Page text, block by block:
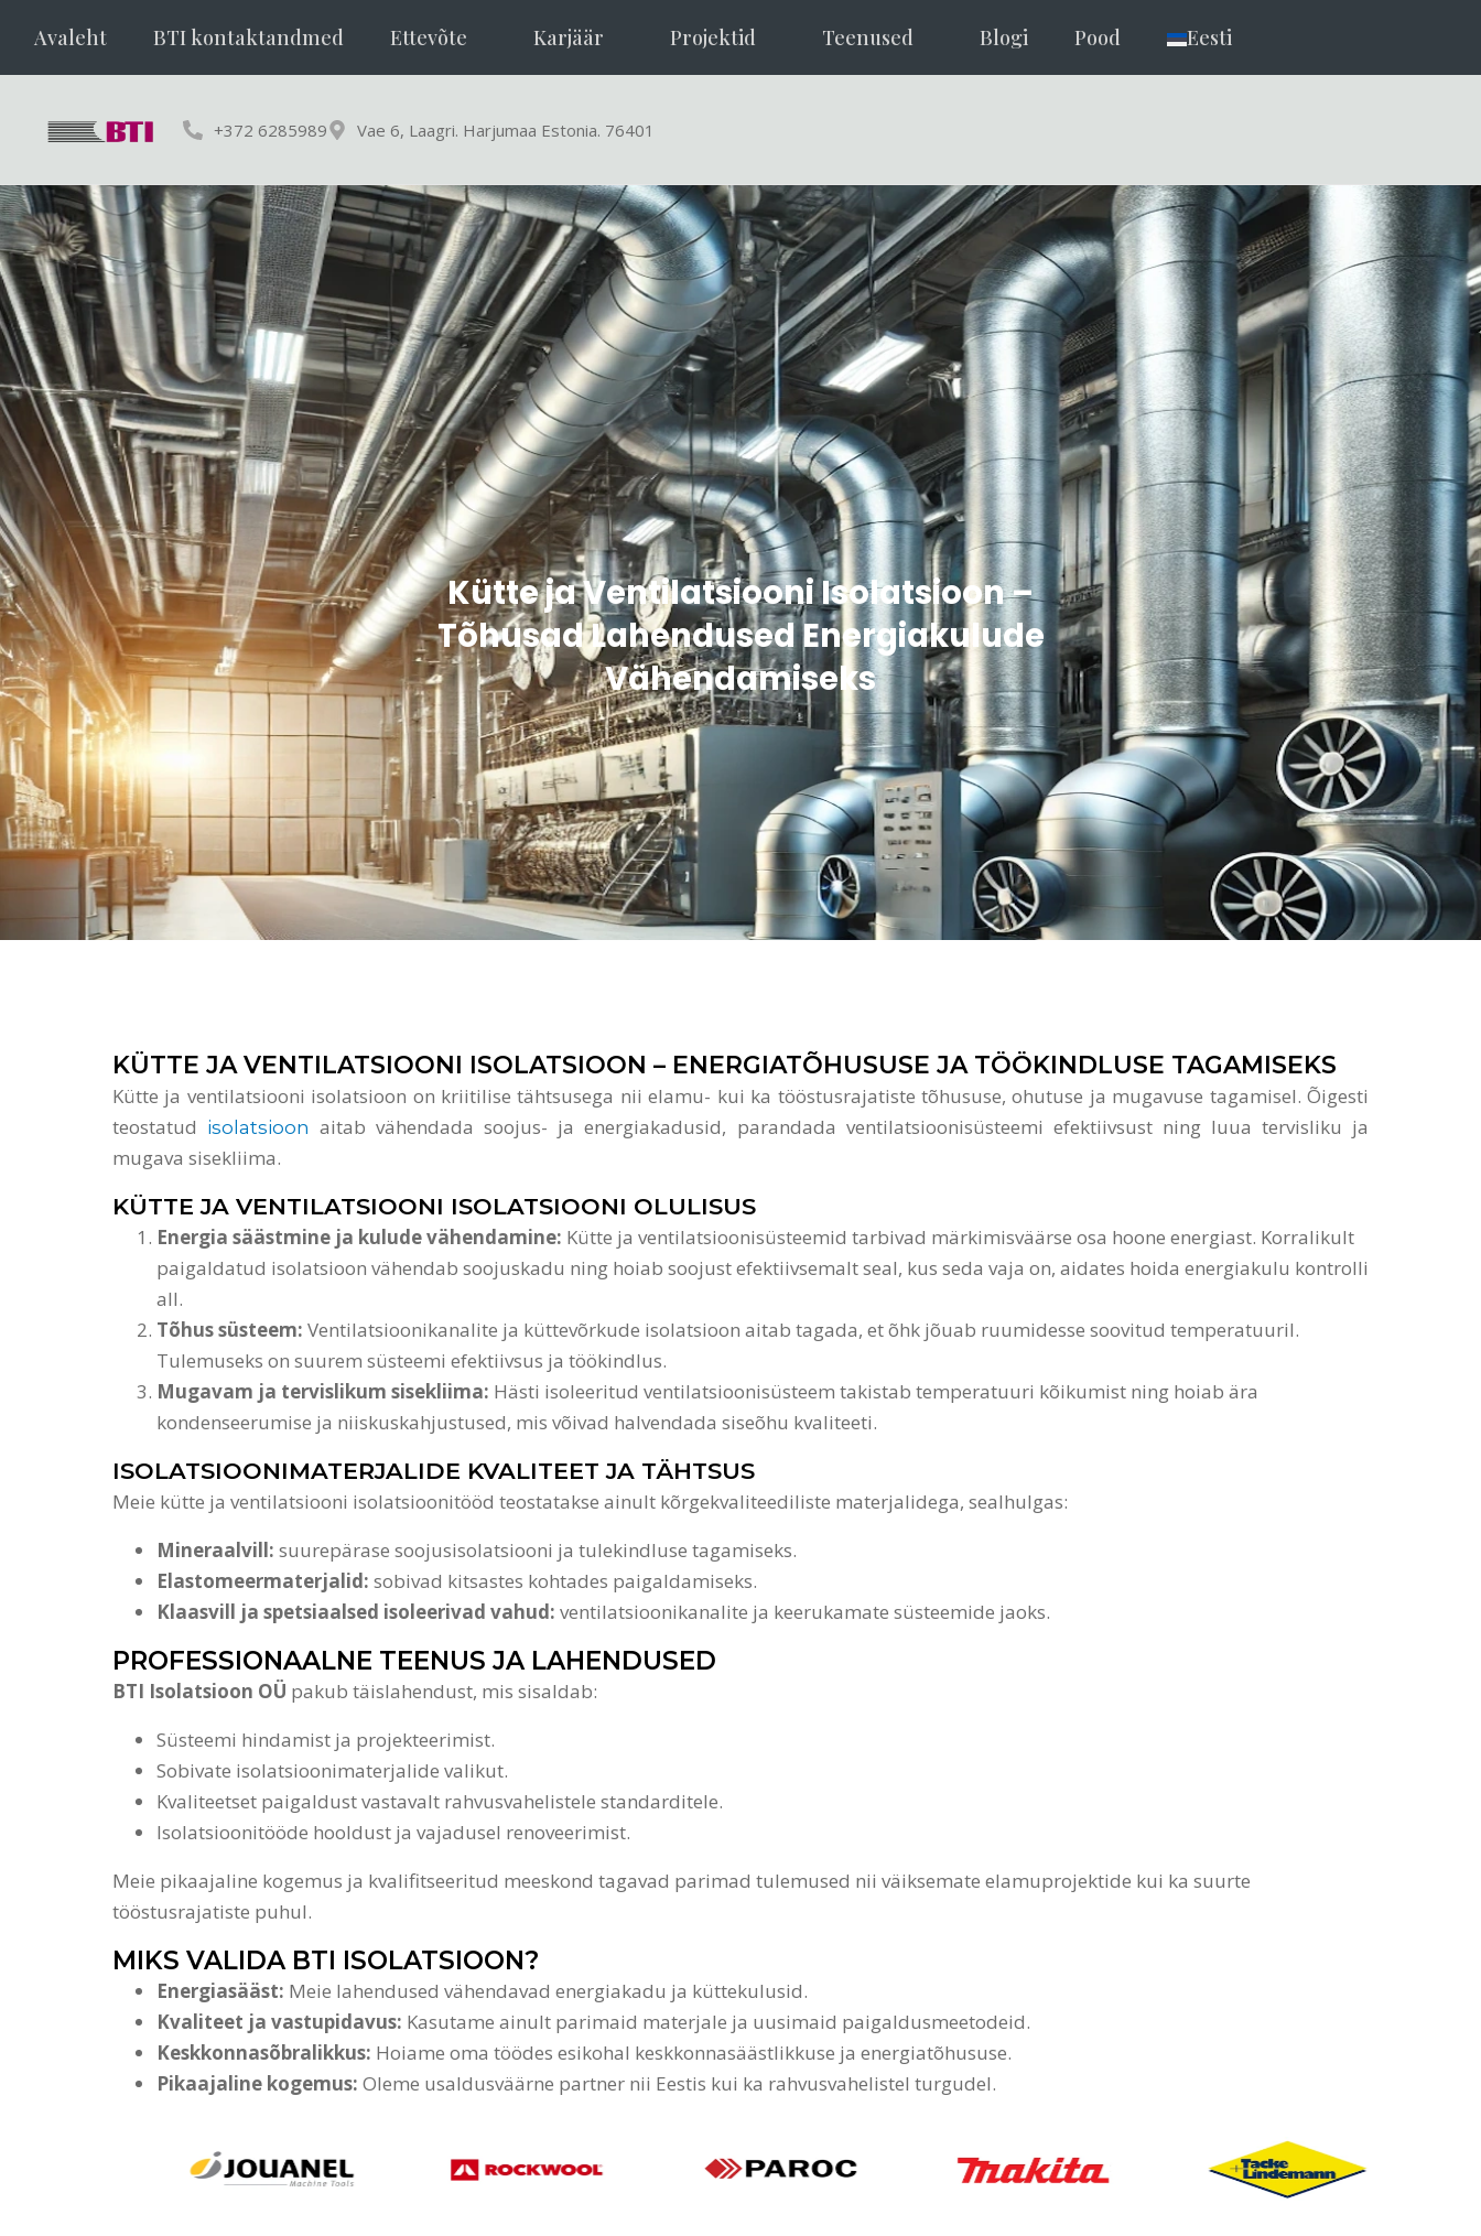
Avaleht BTI kontaktandmed Ettevõte Karjäär Projektid Teenused Blogi Pood Eesti
+372 6285989 Vae 6, Laagri. Harjumaa Estonia. 76401
Kütte ja Ventilatsiooni Isolatsioon –
Tõhusad Lahendused Energiakulude
Vähendamiseks
KÜTTE JA VENTILATSIOONI ISOLATSIOON – ENERGIATÕHUSUSE JA TÖÖKINDLUSE TAGAMISEKS
Kütte ja ventilatsiooni isolatsioon on kriitilise tähtsusega nii elamu- kui ka tööstusrajatiste tõhususe, ohutuse ja mugavuse tagamisel. Õigesti
teostatud isolatsioon aitab vähendada soojus- ja energiakadusid, parandada ventilatsioonisüsteemi efektiivsust ning luua tervisliku ja
mugava sisekliima.
KÜTTE JA VENTILATSIOONI ISOLATSIOONI OLULISUS
Energia säästmine ja kulude vähendamine: Kütte ja ventilatsioonisüsteemid tarbivad märkimisväärse osa hoone energiast. Korralikult
paigaldatud isolatsioon vähendab soojuskadu ning hoiab soojust efektiivsemalt seal, kus seda vaja on, aidates hoida energiakulu kontrolli
all.
Tõhus süsteem: Ventilatsioonikanalite ja küttevõrkude isolatsioon aitab tagada, et õhk jõuab ruumidesse soovitud temperatuuril.
Tulemuseks on suurem süsteemi efektiivsus ja töökindlus.
Mugavam ja tervislikum sisekliima: Hästi isoleeritud ventilatsioonisüsteem takistab temperatuuri kõikumist ning hoiab ära
kondenseerumise ja niiskuskahjustused, mis võivad halvendada siseõhu kvaliteeti.
ISOLATSIOONIMATERJALIDE KVALITEET JA TÄHTSUS
Meie kütte ja ventilatsiooni isolatsioonitööd teostatakse ainult kõrgekvaliteediliste materjalidega, sealhulgas:
Mineraalvill: suurepärase soojusisolatsiooni ja tulekindluse tagamiseks.
Elastomeermaterjalid: sobivad kitsastes kohtades paigaldamiseks.
Klaasvill ja spetsiaalsed isoleerivad vahud: ventilatsioonikanalite ja keerukamate süsteemide jaoks.
PROFESSIONAALNE TEENUS JA LAHENDUSED
BTI Isolatsioon OÜ pakub täislahendust, mis sisaldab:
Süsteemi hindamist ja projekteerimist.
Sobivate isolatsioonimaterjalide valikut.
Kvaliteetset paigaldust vastavalt rahvusvahelistele standarditele.
Isolatsioonitööde hooldust ja vajadusel renoveerimist.
Meie pikaajaline kogemus ja kvalifitseeritud meeskond tagavad parimad tulemused nii väiksemate elamuprojektide kui ka suurte
tööstusrajatiste puhul.
MIKS VALIDA BTI ISOLATSIOON?
Energiasääst: Meie lahendused vähendavad energiakadu ja küttekulusid.
Kvaliteet ja vastupidavus: Kasutame ainult parimaid materjale ja uusimaid paigaldusmeetodeid.
Keskkonnasõbralikkus: Hoiame oma töödes esikohal keskkonnasäästlikkuse ja energiatõhususe.
Pikaajaline kogemus: Oleme usaldusväärne partner nii Eestis kui ka rahvusvahelistel turgudel.